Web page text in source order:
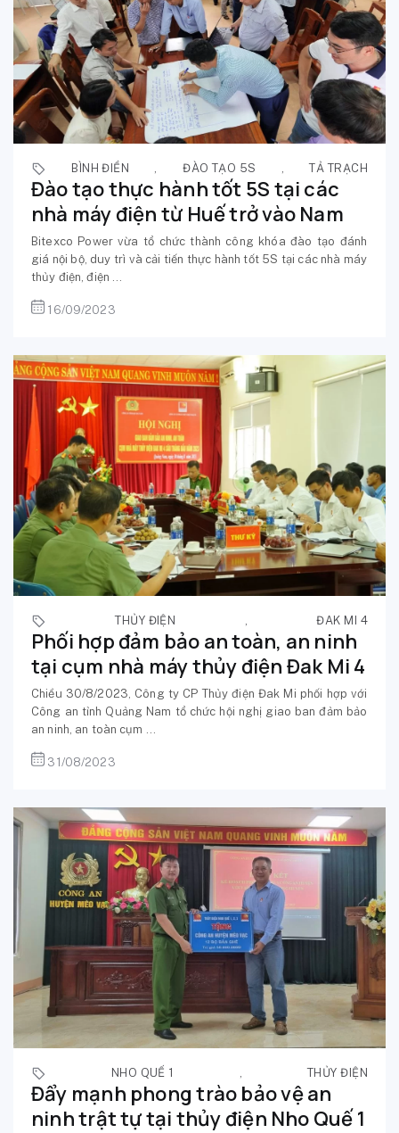
BÌNH ĐIỀN , ĐÀO TẠO 5S , TẢ TRẠCH
Đào tạo thực hành tốt 5S tại các
nhà máy điện từ Huế trở vào Nam
Bitexco Power vừa tổ chức thành công khóa đào tạo đánh
giá nội bộ, duy trì và cải tiến thực hành tốt 5S tại các nhà máy
thủy điện, điện ...
16/09/2023
THỦY ĐIỆN , ĐAK MI 4
Phối hợp đảm bảo an toàn, an ninh
tại cụm nhà máy thủy điện Đak Mi 4
Chiều 30/8/2023, Công ty CP Thủy điện Đak Mi phối hợp với
Công an tỉnh Quảng Nam tổ chức hội nghị giao ban đảm bảo
an ninh, an toàn cụm ...
31/08/2023
NHO QUẾ 1 , THỦY ĐIỆN
Đẩy mạnh phong trào bảo vệ an
ninh trật tự tại thủy điện Nho Quế 1